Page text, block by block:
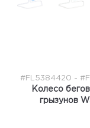
#FL5384420 -
Колесо
грызунов